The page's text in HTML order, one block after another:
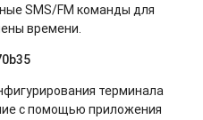
SMS/FM команды для
времени.
терминала
с помощью приложения